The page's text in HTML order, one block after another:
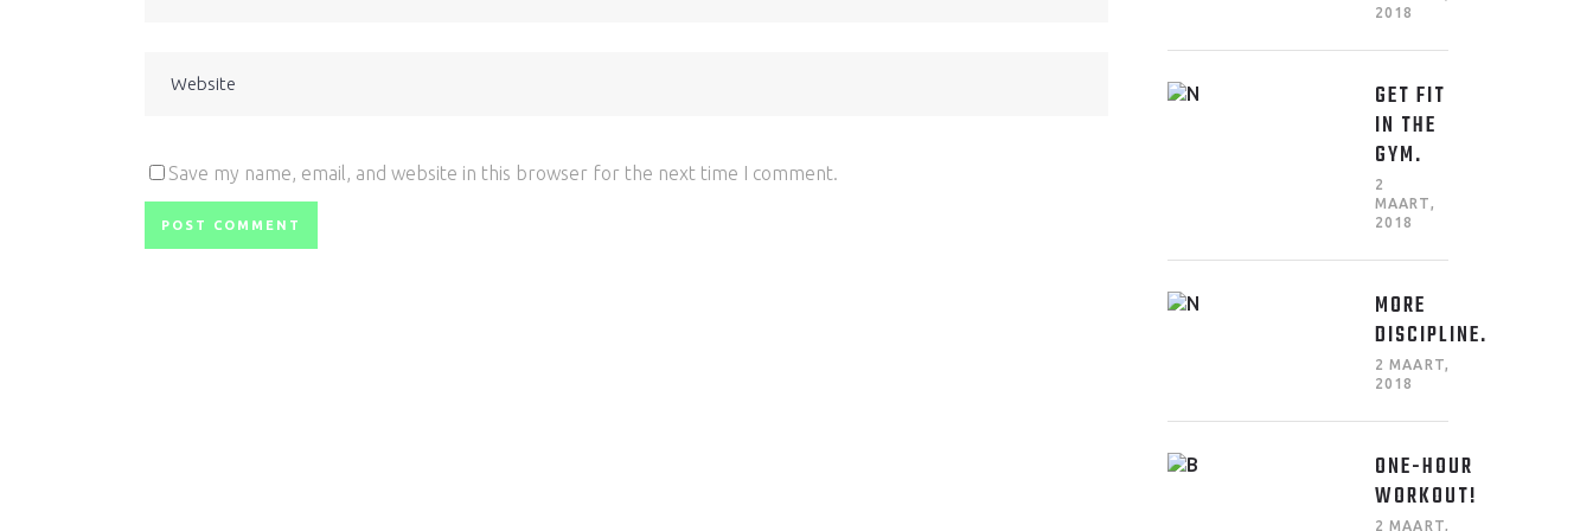
Save my name, email, and website in this browser for the next time I comment.
2018
GET FIT
IN THE
GYM.
2
MAART,
2018
MORE
DISCIPLINE.
2 MAART,
2018
ONE-HOUR
WORKOUT!
2 MAART,